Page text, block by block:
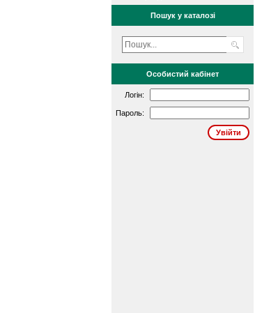
Пошук у каталозі
Особистий кабінет
Логін:
Пароль: